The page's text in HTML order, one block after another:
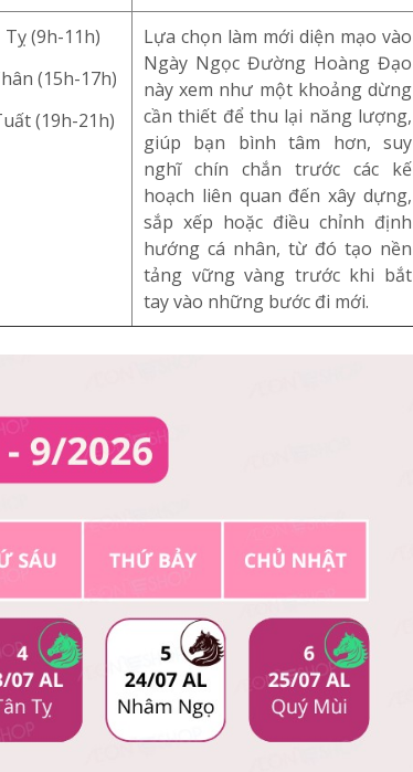
Tỵ (9h-11h)
(15h-17h)
(19h-21h)
Lựa chọn làm mới diện mạo vào
Ngày Ngọc Đường Hoàng Đạo
này xem như một khoảng dừng
cần thiết để thu lại năng lượng,
giúp bạn bình tâm hơn, suy
nghĩ chín chắn trước các kế
hoạch liên quan đến xây dựng,
sắp xếp hoặc điều chỉnh định
hướng cá nhân, từ đó tạo nền
tảng vững vàng trước khi bắt
tay vào những bước đi mới.